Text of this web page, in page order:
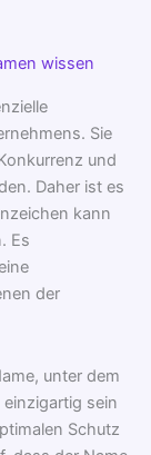
wissen
Sie
und
Daher ist es
kann
Es
der
unter dem
sein
Schutz